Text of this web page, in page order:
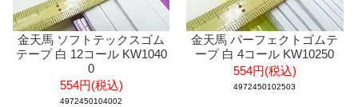
金天馬 ソフトテックスゴム
テープ 白 12コール KW1040
0
554円(税込)
4972450104002
金天馬 パーフェクトゴムテ
ープ 白 4コール KW10250
554円(税込)
4972450102503